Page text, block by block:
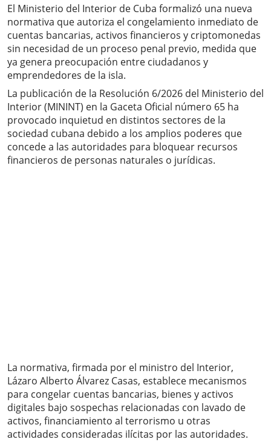
El Ministerio del Interior de Cuba formalizó una nueva
normativa que autoriza el congelamiento inmediato de
cuentas bancarias, activos financieros y criptomonedas
sin necesidad de un proceso penal previo, medida que
ya genera preocupación entre ciudadanos y
emprendedores de la isla.
La publicación de la Resolución 6/2026 del Ministerio del
Interior (MININT) en la Gaceta Oficial número 65 ha
provocado inquietud en distintos sectores de la
sociedad cubana debido a los amplios poderes que
concede a las autoridades para bloquear recursos
financieros de personas naturales o jurídicas.
La normativa, firmada por el ministro del Interior,
Lázaro Alberto Álvarez Casas, establece mecanismos
para congelar cuentas bancarias, bienes y activos
digitales bajo sospechas relacionadas con lavado de
activos, financiamiento al terrorismo u otras
actividades consideradas ilícitas por las autoridades.